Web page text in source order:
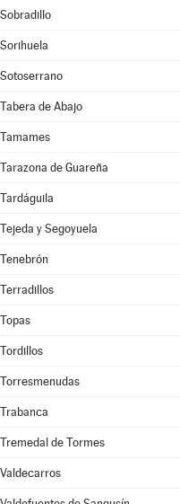
Sobradillo
Sorihuela
Sotoserrano
Tabera de Abajo
Tamames
Tarazona de Guareña
Tardáguila
Tejeda y Segoyuela
Tenebrón
Terradillos
Topas
Tordillos
Torresmenudas
Trabanca
Tremedal de Tormes
Valdecarros